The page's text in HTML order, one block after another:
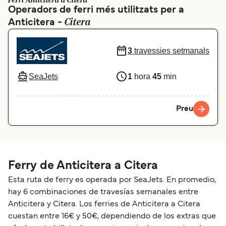
Schweiz (DE) Norge
المغرب Maroc (FR)
Operadors de ferri més utilitzats per a
Anticitera - Citera
SeaJets
3 travessies setmanals
1 hora 45 min
Preu
Ferry de Anticitera a Citera
Esta ruta de ferry es operada por SeaJets. En promedio,
hay 6 combinaciones de travesías semanales entre
Anticitera y Citera. Los ferries de Anticitera a Citera
cuestan entre 16€ y 50€, dependiendo de los extras que